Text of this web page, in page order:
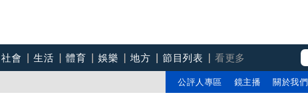
社會 生活 體育 娛樂 地方 節目列表
看更多
夏最暖時尚宣言
公評人專區 鏡主播 關於我們